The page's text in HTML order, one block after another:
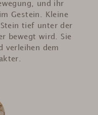
und ihr
Gestein. Kleine
tief unter der
bewegt wird. Sie
verleihen dem